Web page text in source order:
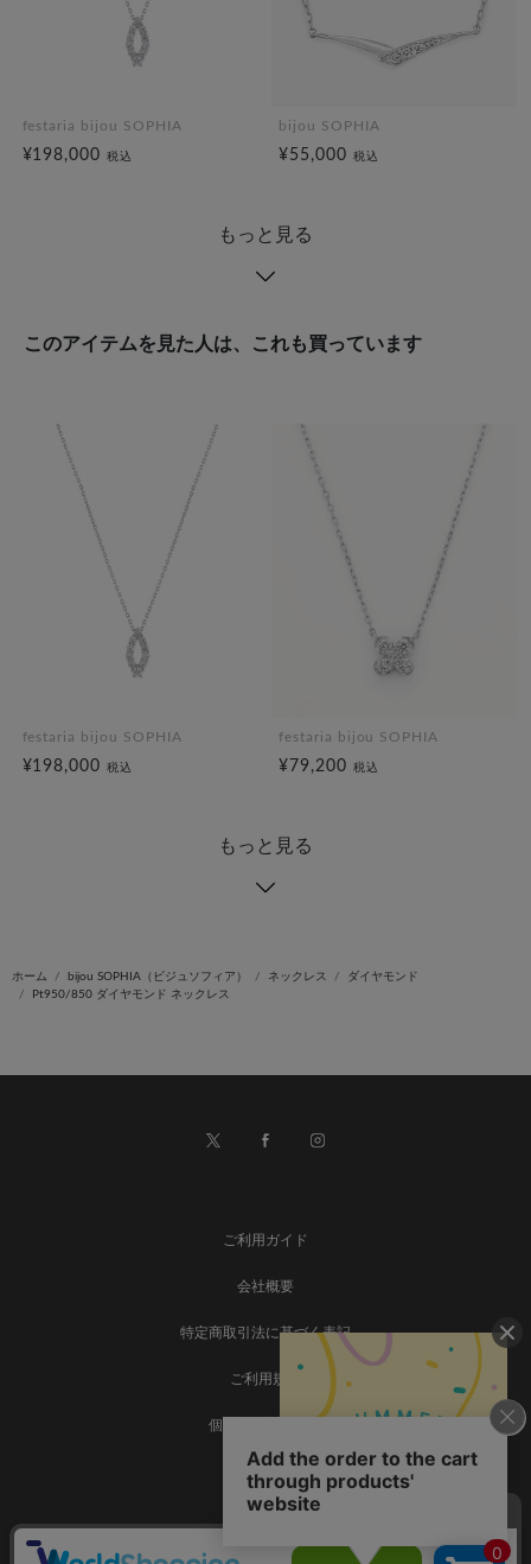
festaria bijou SOPHIA
¥198,000税込
bijou SOPHIA
¥55,000 税込
もっと見る
このアイテムを見た人は、これも買っています
festaria bijou SOPHIA
¥198,000税込
festaria bijou SOPHIA
¥79,200 税込
もっと見る
ホーム bijou SOPHIA（ビジュソフィア） ネックレス
ダイヤモンド
Pt950/850 ダイヤモンド ネックレス
ご利用ガイド
会社概要
特定商取引法に基づく表記
ご利用規約
個人情報保護方針
お問い合わせ